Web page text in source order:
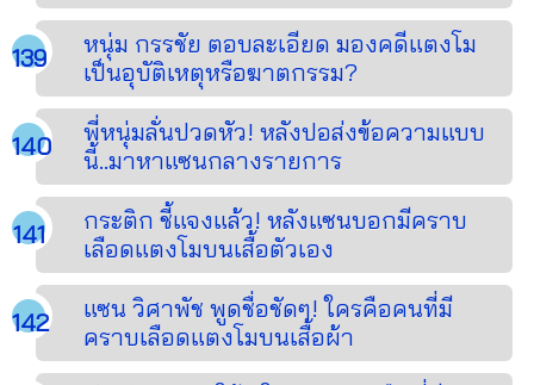
หนุ่ม กรรชัย ตอบละเอียด มองคดีแตงโม
เป็นอุบัติเหตุหรือฆาตกรรม?
พี่หนุ่มลั่นปวดหัว! หลังปอส่งข้อความแบบ
นี้..มาหาแซนกลางรายการ
กระติก ชี้แจงแล้ว! หลังแซนบอกมีคราบ
เลือดแตงโมบนเสื้อตัวเอง
แซน วิศาพัช พูดชื่อชัดๆ! ใครคือคนที่มี
คราบเลือดแตงโมบนเสื้อผ้า